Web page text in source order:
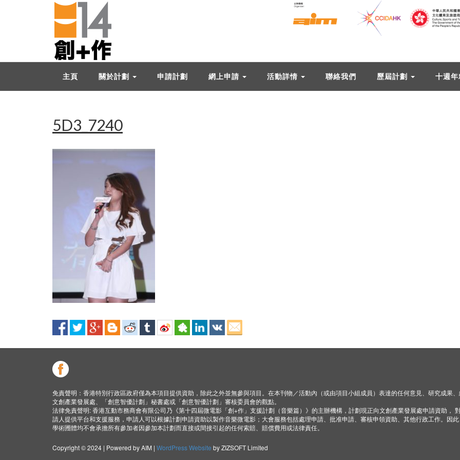
主頁 關於計劃 申請計劃 網上申請 活動詳情 聯絡我們 歷屆計劃 十週
5D3_7240
免責聲明：香港特別行政區政府僅為本項目提供資助，除此之外並無參與項目。在本刊物／活動內（或由項目小組成員）表達的任何意見、研究成果
文創產業發展處、「創意智優計劃」秘書處或「創意智優計劃」審核委員會的觀點。
法律免責聲明: 香港互動市務商會有限公司乃《第十四屆微電影「創+作」支援計劃（音樂篇）》的主辦機構，計劃現正向文創產業發展處申請資助，
請人提供平台和支援服務，申請人可以根據計劃申請資助以製作音樂微電影；大會服務包括處理申請、批准申請、審核申領資助、其他行政工作。因
學術圑體均不會承擔所有參加者因參加本計劃而直接或間接引起的任何索賠、賠償費用或法律責任。
Copyright © 2024 | Powered by AIM | WordPress Website by ZIZSOFT Limited